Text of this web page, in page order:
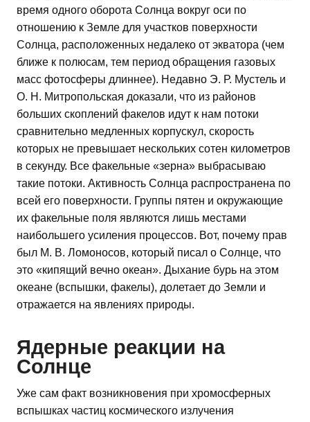
время одного оборота Солнца вокруг оси по
отношению к Земле для участков поверхности
Солнца, расположенных недалеко от экватора (чем
ближе к полюсам, тем период обращения газовых
масс фотосферы длиннее). Недавно Э. Р. Мустель и
О. Н. Митропольская доказали, что из районов
больших скоплений факелов идут к нам потоки
сравнительно медленных корпускул, скорость
которых не превышает нескольких сотен километров
в секунду. Все факельные «зерна» выбрасываю
такие потоки. Активность Солнца распространена по
всей его поверхности. Группы пятен и окружающие
их факельные поля являются лишь местами
наибольшего усиления процессов. Вот, почему прав
был М. В. Ломоносов, который писал о Солнце, что
это «кипящий вечно океан». Дыхание бурь на этом
океане (вспышки, факелы), долетает до Земли и
отражается на явлениях природы.
Ядерные реакции на
Солнце
Уже сам факт возникновения при хромосферных
вспышках частиц космического излучения